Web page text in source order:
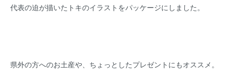
代表の迫が描いたトキのイラストをパッケージにしました。
県外の方へのお土産や、ちょっとしたプレゼントにもオススメ。